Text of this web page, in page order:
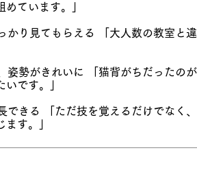
めています。」
かり見てもらえる 「大人数の教室と
姿勢がきれいに 「猫背がちだったの
です。」
できる 「ただ技を覚えるだけでなく
ます。」